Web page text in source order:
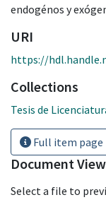
endogénos y
URI
https://
Collections
Tesis de
Full item page
Document
Select a file to